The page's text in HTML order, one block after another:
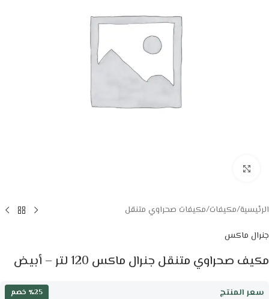
الرئيسية/مكيفات/مكيفات صحراوي متنقل
جنرال ماكس
مكيف صحراوي متنقل جنرال ماكس 120 لتر – أبيض
سعر المنتج ٪25 خصم